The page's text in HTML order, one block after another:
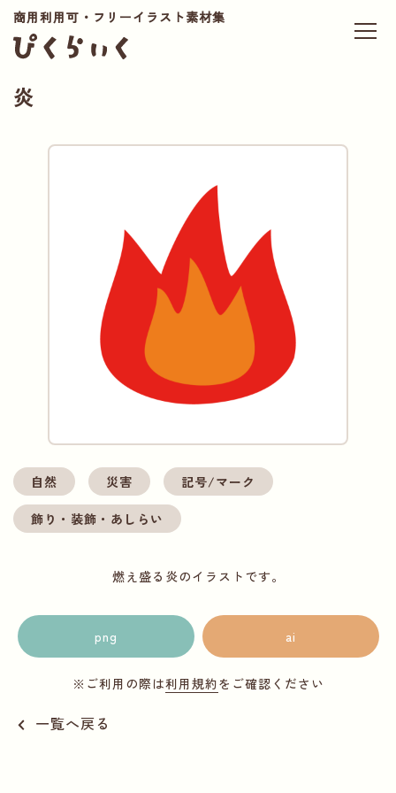
商用利用可・フリーイラスト素材集
炎
自然 災害 記号/マーク
飾り・装飾・あしらい
燃え盛る炎のイラストです。
png ai
※ご利用の際は利用規約をご確認ください
一覧へ戻る